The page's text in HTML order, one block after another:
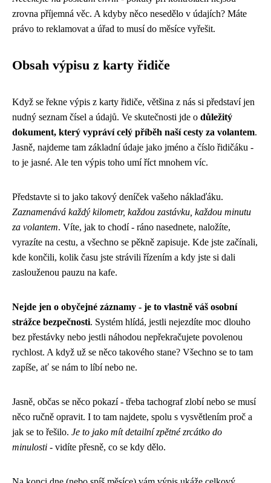
zrovna příjemná věc. A kdyby něco nesedělo v údajích? Máte
právo to reklamovat a úřad to musí do měsíce vyřešit.
Obsah výpisu z karty řidiče
Když se řekne výpis z karty řidiče, většina z nás si představí jen
nudný seznam čísel a údajů. Ve skutečnosti jde o důležitý
dokument, který vypráví celý příběh naší cesty za volantem.
Jasně, najdeme tam základní údaje jako jméno a číslo řidičáku -
to je jasné. Ale ten výpis toho umí říct mnohem víc.
Představte si to jako takový deníček vašeho náklaďáku.
Zaznamenává každý kilometr, každou zastávku, každou minutu
za volantem. Víte, jak to chodí - ráno nasednete, naložíte,
vyrazíte na cestu, a všechno se pěkně zapisuje. Kde jste začínali,
kde končili, kolik času jste strávili řízením a kdy jste si dali
zaslouženou pauzu na kafe.
Nejde jen o obyčejné záznamy - je to vlastně váš osobní
strážce bezpečnosti. Systém hlídá, jestli nejezdíte moc dlouho
bez přestávky nebo jestli náhodou nepřekračujete povolenou
rychlost. A když už se něco takového stane? Všechno se to tam
zapíše, ať se nám to líbí nebo ne.
Jasně, občas se něco pokazí - třeba tachograf zlobí nebo se musí
něco ručně opravit. I to tam najdete, spolu s vysvětlením proč a
jak se to řešilo. Je to jako mít detailní zpětné zrcátko do
minulosti - vidíte přesně, co se kdy dělo.